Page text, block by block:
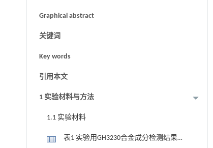
Graphical abstract
关键词
Key words
引用本文
1 实验材料与方法
1.1 实验材料
表1 实验用GH3230合金成分检测结果